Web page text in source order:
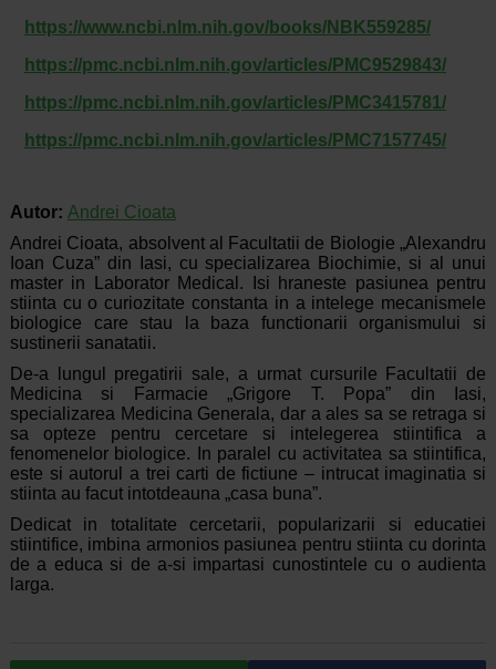
https://www.ncbi.nlm.nih.gov/books/NBK559285/
https://pmc.ncbi.nlm.nih.gov/articles/PMC9529843/
https://pmc.ncbi.nlm.nih.gov/articles/PMC3415781/
https://pmc.ncbi.nlm.nih.gov/articles/PMC7157745/
Autor: Andrei Cioata
Andrei Cioata, absolvent al Facultatii de Biologie „Alexandru
Ioan Cuza” din Iasi, cu specializarea Biochimie, si al unui
master in Laborator Medical. Isi hraneste pasiunea pentru
stiinta cu o curiozitate constanta in a intelege mecanismele
biologice care stau la baza functionarii organismului si
sustinerii sanatatii.
De-a lungul pregatirii sale, a urmat cursurile Facultatii de
Medicina si Farmacie „Grigore T. Popa” din Iasi,
specializarea Medicina Generala, dar a ales sa se retraga si
sa opteze pentru cercetare si intelegerea stiintifica a
fenomenelor biologice. In paralel cu activitatea sa stiintifica,
este si autorul a trei carti de fictiune – intrucat imaginatia si
stiinta au facut intotdeauna „casa buna”.
Dedicat in totalitate cercetarii, popularizarii si educatiei
stiintifice, imbina armonios pasiunea pentru stiinta cu dorinta
de a educa si de a-si impartasi cunostintele cu o audienta
larga.